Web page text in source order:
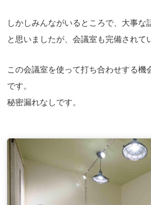
しかしみんながいるところで、大事な
と思いましたが、会議室も完備されて
この会議室を使って打ち合わせする機
です。
秘密漏れなしです。